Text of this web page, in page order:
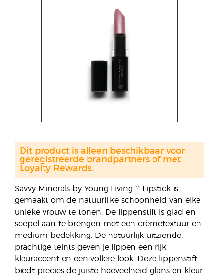
Savvy Minerals by Young Living™ Lipstick is
gemaakt om de natuurlijke schoonheid van elke
unieke vrouw te tonen. De lippenstift is glad en
soepel aan te brengen met een crèmetextuur en
medium bedekking. De natuurlijk uitziende,
prachtige teints geven je lippen een rijk
kleuraccent en een vollere look. Deze lippenstift
biedt precies de juiste hoeveelheid glans en kleur.
Dit product is alleen beschikbaar voor
geregistreerde brandpartners of met
Loyalty Rewards.